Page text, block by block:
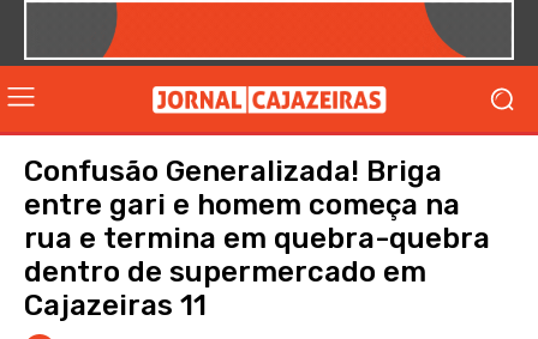
Confusão Generalizada! Briga
entre gari e homem começa na
rua e termina em quebra-quebra
dentro de supermercado em
Cajazeiras 11